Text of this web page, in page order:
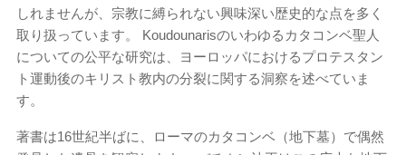
しれませんが、宗教に縛られない興味深い歴史的な点を多く
取り扱っています。 Koudounarisのいわゆるカタコンベ聖人
についての公平な研究は、ヨーロッパにおけるプロテスタン
ト運動後のキリスト教内の分裂に関する洞察を述べていま
す。
著書は16世紀半ばに、ローマのカタコンベ（地下墓）で偶然